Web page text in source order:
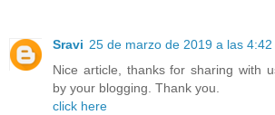
Sravi 25 de marzo de 2019 a las 4:42
Nice article, thanks for sharing with
by your blogging. Thank you.
click here